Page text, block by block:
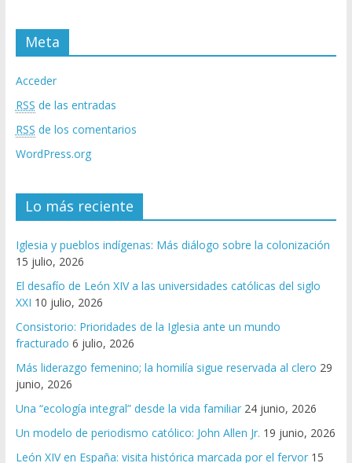
Meta
Acceder
RSS de las entradas
RSS de los comentarios
WordPress.org
Lo más reciente
Iglesia y pueblos indígenas: Más diálogo sobre la colonización
15 julio, 2026
El desafío de León XIV a las universidades católicas del siglo
XXI 10 julio, 2026
Consistorio: Prioridades de la Iglesia ante un mundo
fracturado 6 julio, 2026
Más liderazgo femenino; la homilía sigue reservada al clero 29
junio, 2026
Una “ecología integral” desde la vida familiar 24 junio, 2026
Un modelo de periodismo católico: John Allen Jr. 19 junio, 2026
León XIV en España: visita histórica marcada por el fervor 15